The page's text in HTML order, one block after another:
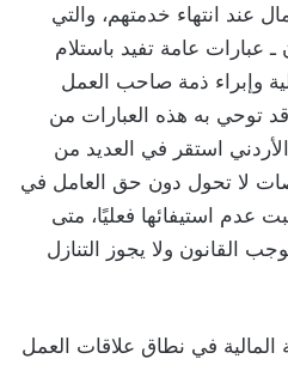
عند انتهاء خدمتهم، والتي
عبارات عامة تفيد باستلام
وإبراء ذمة صاحب العمل
قد توحي به هذه العبارات من
الأردني استقر في العديد من
لا تحول دون حق العامل في
عدم استيفائها فعليًا، متى
القانون ولا يجوز التنازل
في نطاق علاقات العمل